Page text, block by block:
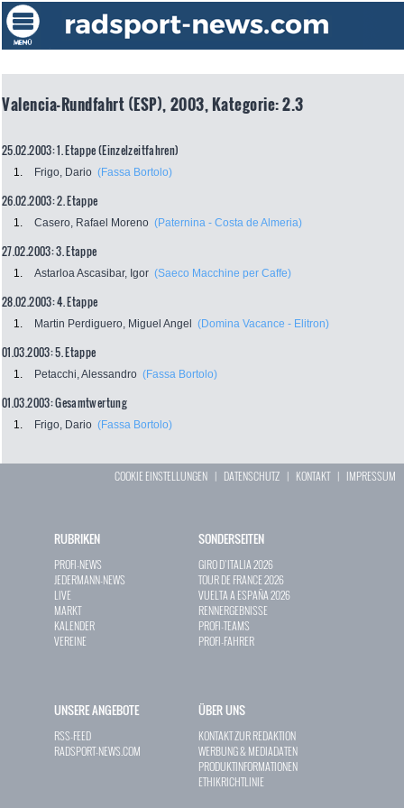
Valencia-Rundfahrt (ESP), 2003, Kategorie: 2.3
25.02.2003: 1. Etappe (Einzelzeitfahren)
1. Frigo, Dario (Fassa Bortolo)
26.02.2003: 2. Etappe
1. Casero, Rafael Moreno (Paternina - Costa de Almeria)
27.02.2003: 3. Etappe
1. Astarloa Ascasibar, Igor (Saeco Macchine per Caffe)
28.02.2003: 4. Etappe
1. Martin Perdiguero, Miguel Angel (Domina Vacance - Elitron)
01.03.2003: 5. Etappe
1. Petacchi, Alessandro (Fassa Bortolo)
01.03.2003: Gesamtwertung
1. Frigo, Dario (Fassa Bortolo)
COOKIE EINSTELLUNGEN | DATENSCHUTZ | KONTAKT| IMPRESSUM
RUBRIKEN
PROFI-NEWS
JEDERMANN-NEWS
LIVE
MARKT
KALENDER
VEREINE
SONDERSEITEN
GIRO D`ITALIA 2026
TOUR DE FRANCE 2026
VUELTA A ESPAÑA 2026
RENNERGEBNISSE
PROFI-TEAMS
PROFI-FAHRER
UNSERE ANGEBOTE
RSS-FEED
RADSPORT-NEWS.COM
ÜBER UNS
KONTAKT ZUR REDAKTION
WERBUNG & MEDIADATEN
PRODUKTINFORMATIONEN
ETHIKRICHTLINIE